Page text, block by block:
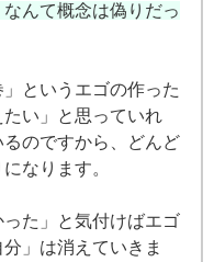
んて概念は偽りだっ
」というエゴの作った
い」と思っていれ
のですから、どんど
なります。
た」と気付けばエゴ
」は消えていきま